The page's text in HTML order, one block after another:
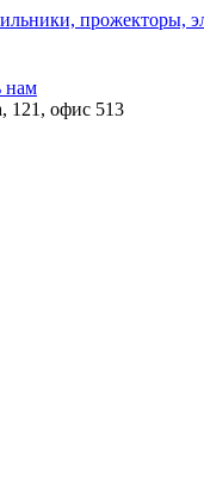
прожекторы,
нам
121, офис 513